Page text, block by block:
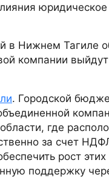
в Нижнем Тагиле
компании
. Городской
где
за счет
рост
поддержку